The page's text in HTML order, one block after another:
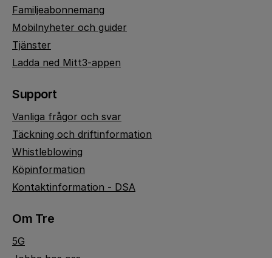
Familjeabonnemang
Mobilnyheter och guider
Tjänster
Ladda ned Mitt3-appen
Support
Vanliga frågor och svar
Täckning och driftinformation
Whistleblowing
Köpinformation
Kontaktinformation - DSA
Om Tre
5G